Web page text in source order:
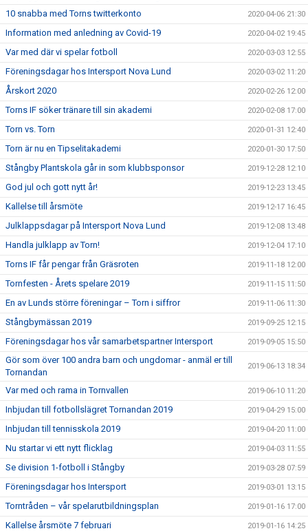
10 snabba med Torns twitterkonto 2020-04-06 21:30
Information med anledning av Covid-19 2020-04-02 19:45
Var med där vi spelar fotboll 2020-03-03 12:55
Föreningsdagar hos Intersport Nova Lund 2020-03-02 11:20
Årskort 2020 2020-02-26 12:00
Torns IF söker tränare till sin akademi 2020-02-08 17:00
Torn vs. Torn 2020-01-31 12:40
Torn är nu en Tipselitakademi 2020-01-30 17:50
Stångby Plantskola går in som klubbsponsor 2019-12-28 12:10
God jul och gott nytt år! 2019-12-23 13:45
Kallelse till årsmöte 2019-12-17 16:45
Julklappsdagar på Intersport Nova Lund 2019-12-08 13:48
Handla julklapp av Torn! 2019-12-04 17:10
Torns IF får pengar från Gräsroten 2019-11-18 12:00
Tornfesten - Årets spelare 2019 2019-11-15 11:50
En av Lunds större föreningar – Torn i siffror 2019-11-06 11:30
Stångbymässan 2019 2019-09-25 12:15
Föreningsdagar hos vår samarbetspartner Intersport 2019-09-05 15:50
Gör som över 100 andra barn och ungdomar - anmäl er till
Tornandan
2019-06-13 18:34
Var med och rama in Tornvallen 2019-06-10 11:20
Inbjudan till fotbollslägret Tornandan 2019 2019-04-29 15:00
Inbjudan till tennisskola 2019 2019-04-20 11:00
Nu startar vi ett nytt flicklag 2019-04-03 11:55
Se division 1-fotboll i Stångby 2019-03-28 07:59
Föreningsdagar hos Intersport 2019-03-01 13:15
Torntråden – vår spelarutbildningsplan 2019-01-16 17:00
Kallelse årsmöte 7 februari 2019-01-16 14:25